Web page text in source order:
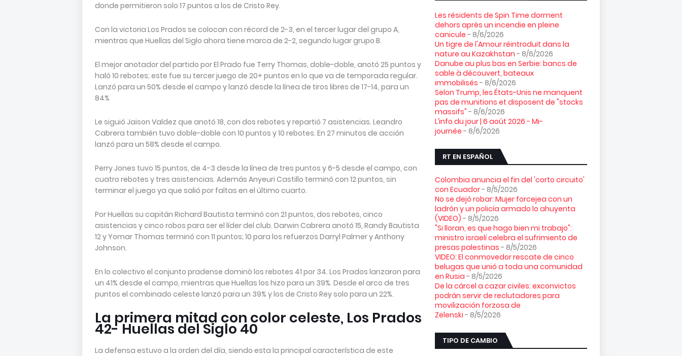
donde permitieron solo 17 puntos a los de Cristo Rey.
Con la victoria Los Prados se colocan con récord de 2-3, en el tercer lugar del grupo A,
mientras que Huellas del Siglo ahora tiene marca de 2-2, segundo lugar grupo B.
El mejor anotador del partido por El Prado fue Terry Thomas, doble-doble, anotó 25 puntos y
haló 10 rebotes; este fue su tercer juego de 20+ puntos en lo que va de temporada regular.
Lanzó para un 50% desde el campo y lanzó desde la línea de tiros libres de 17-14, para un
84%
Le siguió Jaison Valdez que anotó 18, con dos rebotes y repartió 7 asistencias. Leandro
Cabrera también tuvo doble-doble con 10 puntos y 10 rebotes. En 27 minutos de acción
lanzó para un 58% desde el campo.
Perry Jones tuvo 15 puntos, de 4-3 desde la línea de tres puntos y 6-5 desde el campo, con
cuatro rebotes y tres asistencias. Además Anyeuri Castillo terminó con 12 puntos, sin
terminar el juego ya que salió por faltas en el último cuarto.
Por Huellas su capitán Richard Bautista terminó con 21 puntos, dos rebotes, cinco
asistencias y cinco robos para ser el líder del club. Darwin Cabrera anotó 15, Randy Bautista
12 y Yomar Thomas terminó con 11 puntos; 10 para los refuerzos Darryl Palmer y Anthony
Johnson.
En lo colectivo el conjunto pradense dominò los rebotes 41 por 34. Los Prados lanzaron para
un 41% desde el campo, mientras que Huellas los hizo para un 39%. Desde el arco de tres
puntos el combinado celeste lanzó para un 39% y los de Cristo Rey solo para un 22%.
La primera mitad con color celeste, Los Prados
42- Huellas del Siglo 40
La defensa estuvo a la orden del día, siendo esta la principal característica de este
Les résidents de Spin Time dorment
dehors après un incendie en pleine
canicule - 8/6/2026
Un tigre de l'Amour réintroduit dans la
nature au Kazakhstan - 8/6/2026
Danube au plus bas en Serbie: bancs de
sable à découvert, bateaux
immobilisés - 8/6/2026
Selon Trump, les États-Unis ne manquent
pas de munitions et disposent de "stocks
massifs" - 8/6/2026
L’info du jour | 6 août 2026 - Mi-
journée - 8/6/2026
RT EN ESPAÑOL
Colombia anuncia el fin del 'corto circuito'
con Ecuador- 8/5/2026
No se dejó robar: Mujer forcejea con un
ladrón y un policía armado lo ahuyenta
(VIDEO) - 8/5/2026
"Si lloran, es que hago bien mi trabajo":
ministro israelí celebra el sufrimiento de
presas palestinas - 8/5/2026
VIDEO: El conmovedor rescate de cinco
belugas que unió a toda una comunidad
en Rusia - 8/5/2026
De la cárcel a cazar civiles: exconvictos
podrán servir de reclutadores para
movilización forzosa de
Zelenski - 8/5/2026
TIPO DE CAMBIO